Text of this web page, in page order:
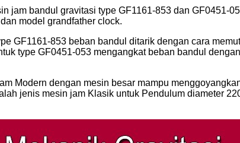
jam bandul gravitasi type GF1161-853 dan GF0451-
model grandfather clock.
GF1161-853 beban bandul ditarik dengan cara
type GF0451-053 mengangkat beban bandul dengan
Modern dengan mesin besar mampu
jenis mesin jam Klasik untuk Pendulum diameter